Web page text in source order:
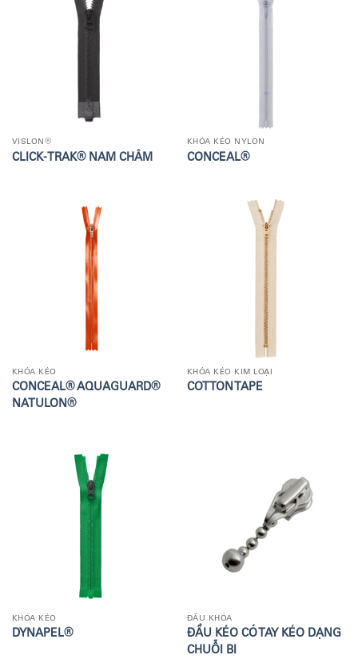
VISLON®
CLICK-TRAK® NAM CHÂM
KHÓA KÉO NYLON
CONCEAL®
KHÓA KÉO
CONCEAL® AQUAGUARD®
NATULON®
KHÓA KÉO KIM LOẠI
COTTON TAPE
KHÓA KÉO
DYNAPEL®
ĐẦU KHÓA
ĐẦU KÉO CÓ TAY KÉO DẠNG
CHUỖI BI